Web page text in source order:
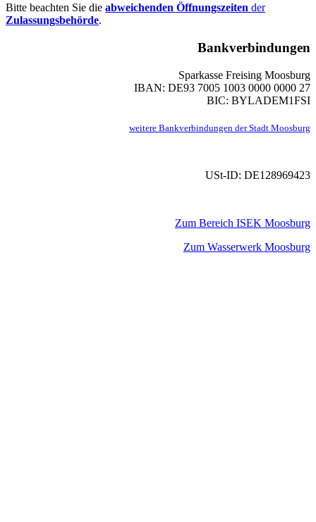
Bitte beachten Sie die abweichenden Öffnungszeiten der
Zulassungsbehörde.
Bankverbindungen
Sparkasse Freising Moosburg
IBAN: DE93 7005 1003 0000 0000 27
BIC: BYLADEM1FSI
weitere Bankverbindungen der Stadt Moosburg
USt-ID: DE128969423
Zum Bereich ISEK Moosburg
Zum Wasserwerk Moosburg